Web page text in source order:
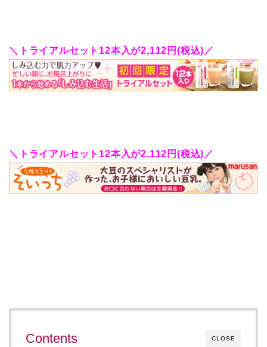
＼トライアルセット12本入が2,112円(税込)／
＼トライアルセット12本入が2,112円(税込)／
CLOSE
Contents